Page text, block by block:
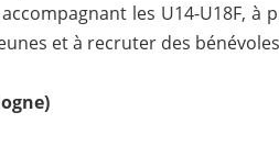
les U14-U18F,
et à recruter des